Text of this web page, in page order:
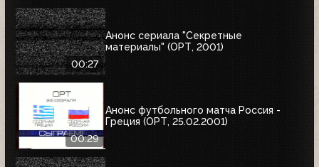
00:27
Анонс сериала "Секретные
материалы" (ОРТ, 2001)
00:29
Анонс футбольного матча Россия -
Греция (ОРТ, 25.02.2001)